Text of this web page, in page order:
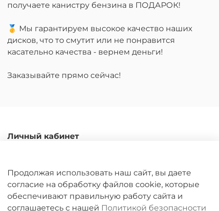
получаете канистру бензина в ПОДАРОК!
🥇 Мы гарантируем высокое качество наших
дисков, что то смутит или не понравится
касательно качества - вернем деньги!
Заказывайте прямо сейчас!
Личный кабинет
Доставка и оплата
Гарантийные обязательства
Обмен и возврат
Продолжая использовать наш сайт, вы даете
согласие на обработку файлов cookie, которые
обеспечивают правильную работу сайта и
соглашаетесь с нашей Политикой безопасности